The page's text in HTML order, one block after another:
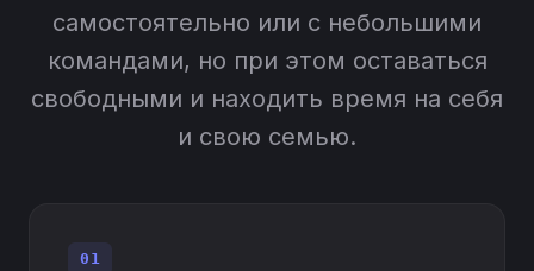
самостоятельно или с небольшими
командами, но при этом оставаться
свободными и находить время на себя
и свою семью.
01